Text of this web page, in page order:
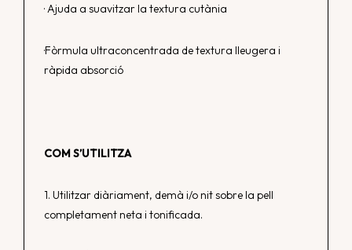
· Ajuda a suavitzar la textura cutània
·Fòrmula ultraconcentrada de textura lleugera i
ràpida absorció
COM S’UTILITZA
1. Utilitzar diàriament, demà i/o nit sobre la pell
completament neta i tonificada.